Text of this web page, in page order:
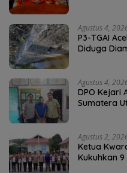
Agustus 4,
P3-TGAI
Diduga
Agustus 4,
DPO Kejari
Sumatera
Agustus 2,
Ketua
Kukuhkan